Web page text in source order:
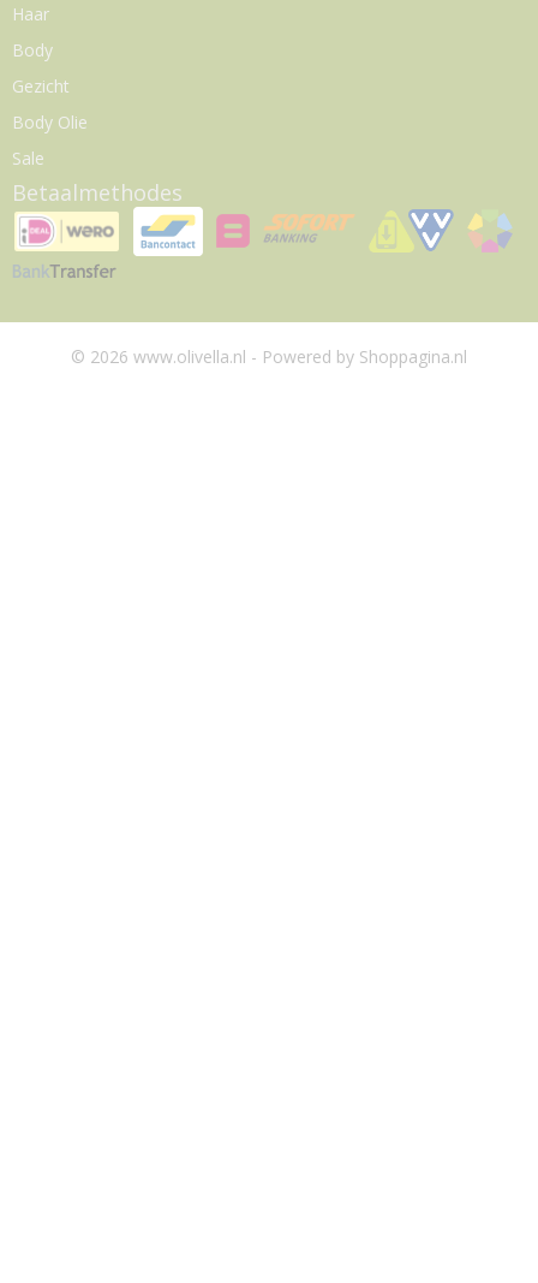
Haar
Body
Gezicht
Body Olie
Sale
Betaalmethodes
© 2026 www.olivella.nl - Powered by Shoppagina.nl